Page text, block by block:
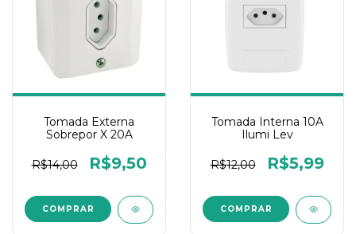
Tomada Externa
Sobrepor X 20A
R$14,00 R$9,50
Tomada Interna 10A
Ilumi Lev
R$12,00 R$5,99